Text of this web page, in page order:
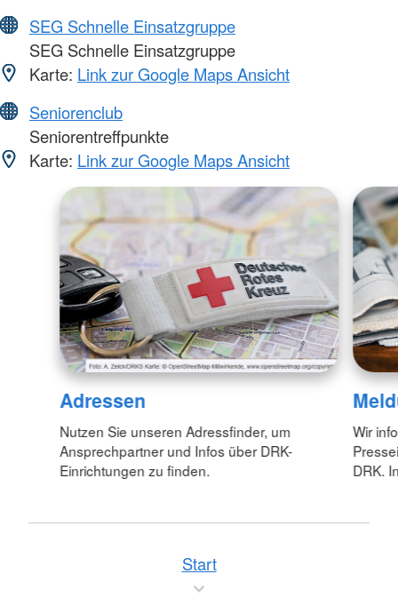
SEG Schnelle Einsatzgruppe
SEG Schnelle Einsatzgruppe
Karte: Link zur Google Maps Ansicht
Seniorenclub
Seniorentreffpunkte
Karte: Link zur Google Maps Ansicht
Adressen
Nutzen Sie unseren Adressfinder, um
Ansprechpartner und Infos über DRK-
Einrichtungen zu finden.
Wir
DRK.
Start